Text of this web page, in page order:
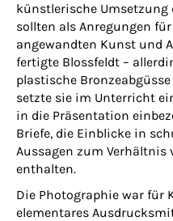
künstlerische Umsetzung
sollten als Anregungen
angewandten Kunst und
fertigte Blossfeldt –
plastische
setzte sie im Unterricht
in die Präsentation
Briefe, die Einblicke in
Aussagen zum
enthalten.
Die Photographie war für
elementares